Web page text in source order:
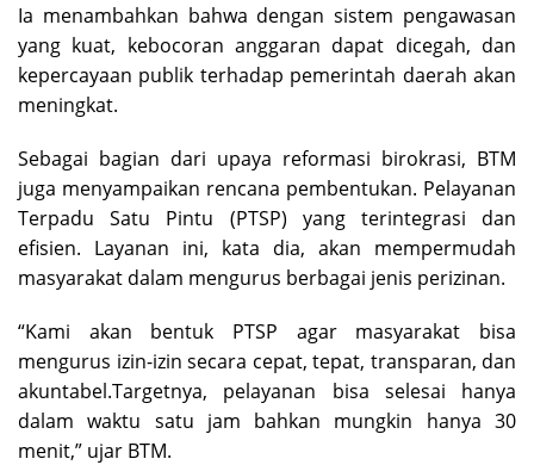
Ia menambahkan bahwa dengan sistem pengawasan
yang kuat, kebocoran anggaran dapat dicegah, dan
kepercayaan publik terhadap pemerintah daerah akan
meningkat.
Sebagai bagian dari upaya reformasi birokrasi, BTM
juga menyampaikan rencana pembentukan. Pelayanan
Terpadu Satu Pintu (PTSP) yang terintegrasi dan
efisien. Layanan ini, kata dia, akan mempermudah
masyarakat dalam mengurus berbagai jenis perizinan.
“Kami akan bentuk PTSP agar masyarakat bisa
mengurus izin-izin secara cepat, tepat, transparan, dan
akuntabel.Targetnya, pelayanan bisa selesai hanya
dalam waktu satu jam bahkan mungkin hanya 30
menit,” ujar BTM.